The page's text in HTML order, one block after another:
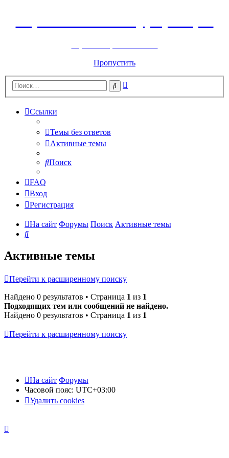
Пропустить
Поиск
Ссылки
Темы без ответов
Активные темы
Поиск
FAQ
Вход
Регистрация
На сайт Форумы Поиск Активные темы
Поиск
Активные темы
Перейти к расширенному поиску
Найдено 0 результатов • Страница 1 из 1
Подходящих тем или сообщений не найдено.
Найдено 0 результатов • Страница 1 из 1
Перейти к расширенному поиску
На сайт Форумы
Часовой пояс: UTC+03:00
Удалить cookies